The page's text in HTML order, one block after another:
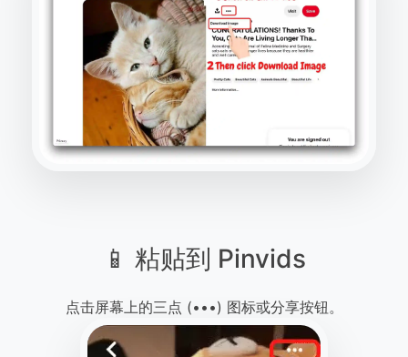
📱 粘贴到 Pinvids
点击屏幕上的三点 (•••) 图标或分享按钮。